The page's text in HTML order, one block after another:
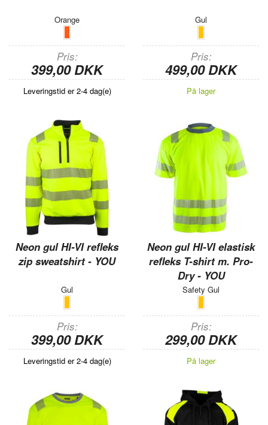
Orange
Pris
399,00 DKK
Leveringstid er 2-4 dag(e)
Gul
Pris
499,00 DKK
På lager
Neon gul HI-VI refleks
zip sweatshirt - YOU
Gul
Pris
399,00 DKK
Leveringstid er 2-4 dag(e)
Neon gul HI-VI elastisk
refleks T-shirt m. Pro-
Dry - YOU
Safety Gul
Pris
299,00 DKK
På lager